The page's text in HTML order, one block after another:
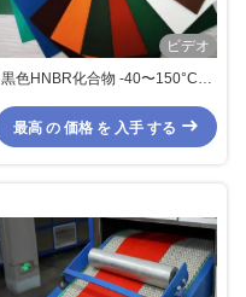
ビデオ
黒色HNBR化合物 -40〜150°Cの
最高 の 価格 を 入手 する